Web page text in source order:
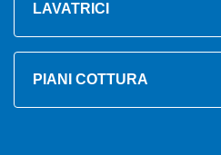
LAVATRICI
PIANI COTTURA